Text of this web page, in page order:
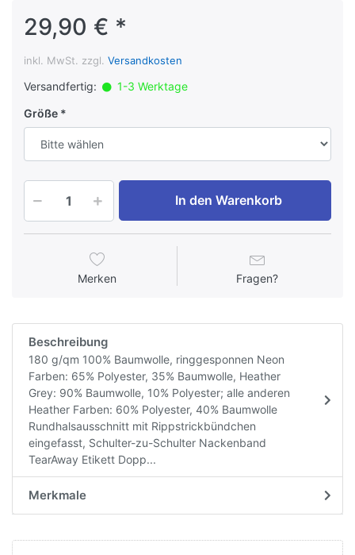
29,90 € *
inkl. MwSt. zzgl. Versandkosten
Versandfertig:
1-3 Werktage
Größe
In den Warenkorb
Merken Fragen?
Beschreibung
180 g/qm 100% Baumwolle, ringgesponnen Neon
Farben: 65% Polyester, 35% Baumwolle, Heather
Grey: 90% Baumwolle, 10% Polyester; alle anderen
Heather Farben: 60% Polyester, 40% Baumwolle
Rundhalsausschnitt mit Rippstrickbündchen
eingefasst, Schulter-zu-Schulter Nackenband
TearAway Etikett Dopp...
Merkmale